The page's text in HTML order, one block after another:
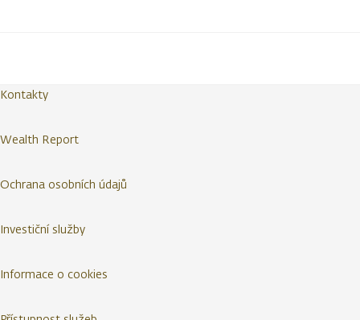
Kontakty
Wealth Report
Ochrana osobních údajů
Investiční služby
Informace o cookies